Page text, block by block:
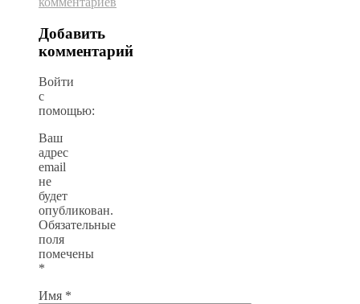
Добавить
комментарий
Войти
с
помощью:
Ваш
адрес
email
не
будет
опубликован.
Обязательные
поля
помечены
*
Имя *